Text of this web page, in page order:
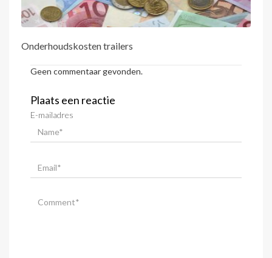
Onderhoudskosten trailers
Geen commentaar gevonden.
Plaats een reactie
E-mailadres